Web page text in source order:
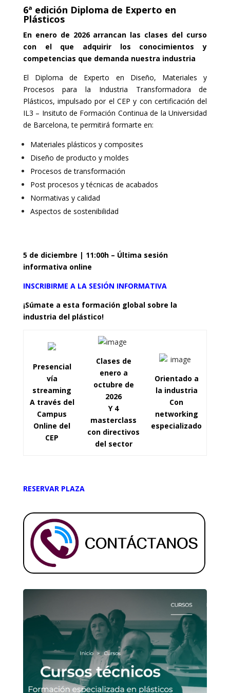
6ª edición Diploma de Experto en
Plásticos
En enero de 2026 arrancan las clases del curso
con el que adquirir los conocimientos y
competencias que demanda nuestra industria
El Diploma de Experto en Diseño, Materiales y
Procesos para la Industria Transformadora de
Plásticos, impulsado por el CEP y con certificación del
IL3 – Insituto de Formación Continua de la Universidad
de Barcelona, te permitirá formarte en:
Materiales plásticos y composites
Diseño de producto y moldes
Procesos de transformación
Post procesos y técnicas de acabados
Normativas y calidad
Aspectos de sostenibilidad
5 de diciembre | 11:00h – Última sesión
informativa online
INSCRIBIRME A LA SESIÓN INFORMATIVA
¡Súmate a esta formación global sobre la
industria del plástico!
Presencial
vía
streaming
A través del
Campus
Online del
CEP
Clases de
enero a
octubre de
2026
Y 4
masterclass
con directivos
del sector
Orientado a
la industria
Con
networking
especializado
RESERVAR PLAZA